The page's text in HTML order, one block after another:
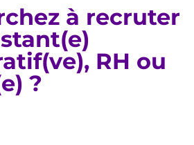
à recruter
RH ou
?